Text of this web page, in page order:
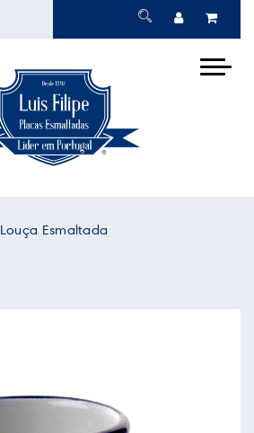
Louça Esmaltada